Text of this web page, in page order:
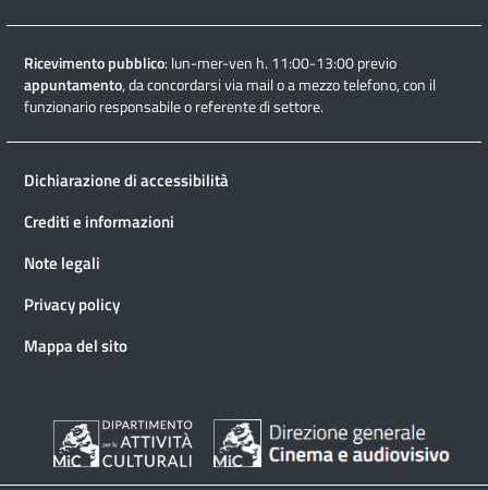
Ricevimento pubblico: lun-mer-ven h. 11:00-13:00 previo
appuntamento, da concordarsi via mail o a mezzo telefono, con il
funzionario responsabile o referente di settore.
Dichiarazione di accessibilità
Crediti e informazioni
Note legali
Privacy policy
Mappa del sito